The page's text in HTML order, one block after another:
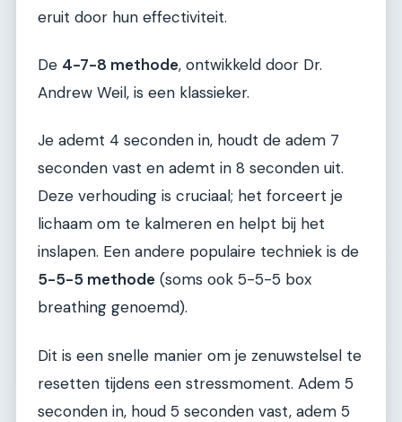
eruit door hun effectiviteit.
De 4-7-8 methode, ontwikkeld door Dr.
Andrew Weil, is een klassieker.
Je ademt 4 seconden in, houdt de adem 7
seconden vast en ademt in 8 seconden uit.
Deze verhouding is cruciaal; het forceert je
lichaam om te kalmeren en helpt bij het
inslapen. Een andere populaire techniek is de
5-5-5 methode (soms ook 5-5-5 box
breathing genoemd).
Dit is een snelle manier om je zenuwstelsel te
resetten tijdens een stressmoment. Adem 5
seconden in, houd 5 seconden vast, adem 5